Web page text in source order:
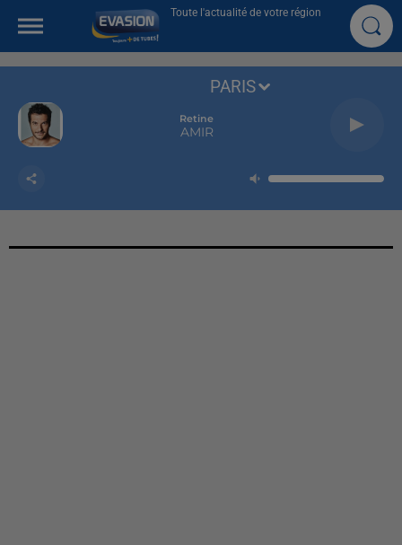
Toute l'actualité de votre région
Retine
AMIR
PARIS